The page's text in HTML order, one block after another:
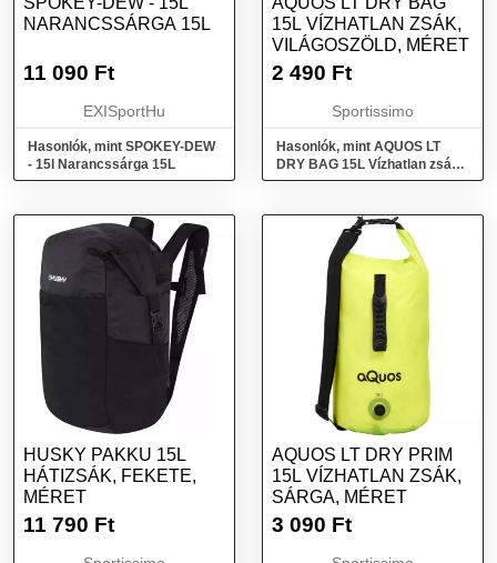
NARANCSSÁRGA 15L
11 090 Ft
EXISportHu
Hasonlók, mint SPOKEY-DEW
- 15l Narancssárga 15L
15L VÍZHATLAN ZSÁK,
VILÁGOSZÖLD, MÉRET
2 490 Ft
Sportissimo
Hasonlók, mint AQUOS LT
DRY BAG 15L Vízhatlan zsák,
világoszöld, méret
HUSKY PAKKU 15L
HÁTIZSÁK, FEKETE,
MÉRET
11 790 Ft
AQUOS LT DRY PRIM
15L VÍZHATLAN ZSÁK,
SÁRGA, MÉRET
3 090 Ft